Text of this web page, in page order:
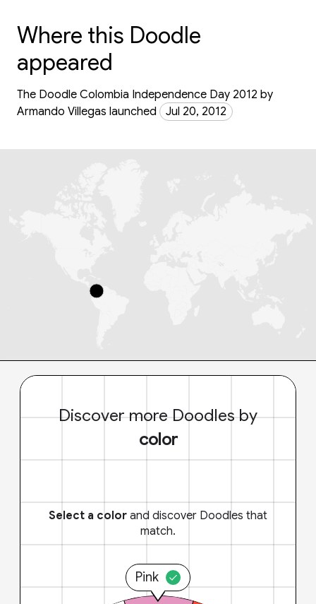
Where this Doodle
appeared
The Doodle Colombia Independence Day 2012 by
Armando Villegas launched
Jul 20, 2012
Discover more Doodles by
color
Select a color and discover Doodles that
match.
Pink